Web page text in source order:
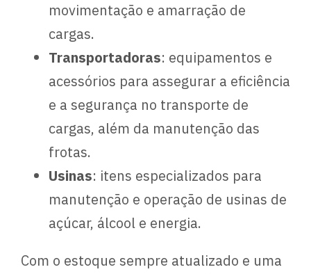
movimentação e amarração de
cargas.
Transportadoras: equipamentos e
acessórios para assegurar a eficiência
e a segurança no transporte de
cargas, além da manutenção das
frotas.
Usinas: itens especializados para
manutenção e operação de usinas de
açúcar, álcool e energia.
Com o estoque sempre atualizado e uma